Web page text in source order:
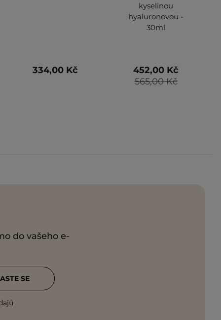
334,00 Kč
kyselinou
hyaluronovou -
30ml
565,00 Kč
452,00 Kč
do vašeho e-
SE